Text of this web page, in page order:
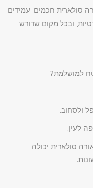
סולארית חכמים ועמידים
ובכל מקום שדורש
למושלמת?
ולסחוב.
לעין.
סולארית יכולה